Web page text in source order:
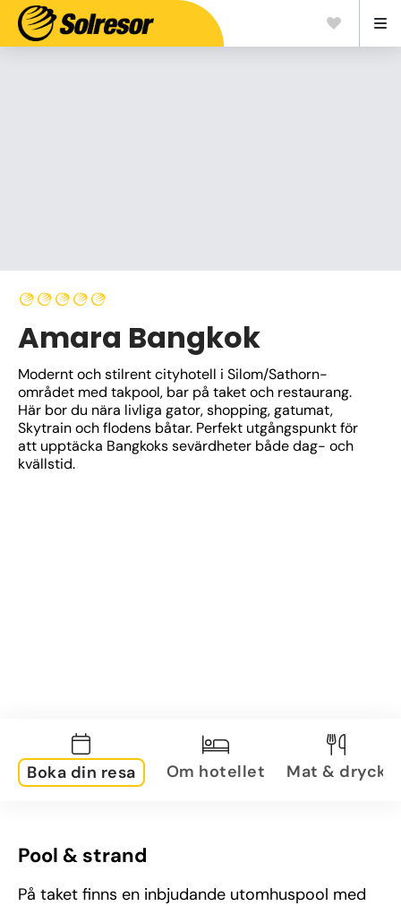
Amara Bangkok
Modernt och stilrent cityhotell i Silom/Sathorn-
området med takpool, bar på taket och restaurang.
Här bor du nära livliga gator, shopping, gatumat,
Skytrain och flodens båtar. Perfekt utgångspunkt för
att upptäcka Bangkoks sevärdheter både dag- och
kvällstid.
Boka din resa Om hotellet Mat & dryck
Pool & strand
På taket finns en inbjudande utomhuspool med